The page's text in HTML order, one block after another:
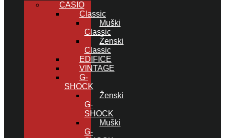
CASIO
Classic
Muški
Classic
Ženski
Classic
EDIFICE
VINTAGE
G-
SHOCK
Ženski
G-
SHOCK
Muški
G-